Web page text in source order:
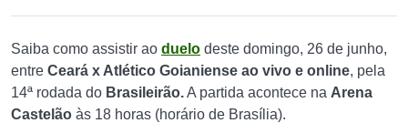
Saiba como assistir ao duelo deste domingo, 26 de junho,
entre Ceará x Atlético Goianiense ao vivo e online, pela
14ª rodada do Brasileirão.A partida acontece na Arena
Castelão às 18 horas (horário de Brasília).